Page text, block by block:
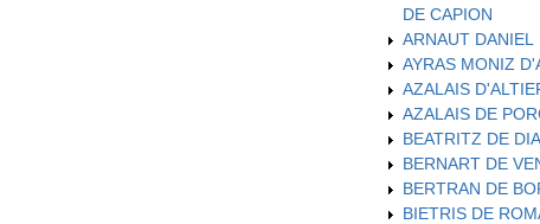
DE CAPION
ARNAUT DANIEL
AYRAS MONIZ
AZALAIS
AZALAIS DE
BEATRITZ DE DIA
BERNART DE
BERTRAN DE
BIETRIS DE